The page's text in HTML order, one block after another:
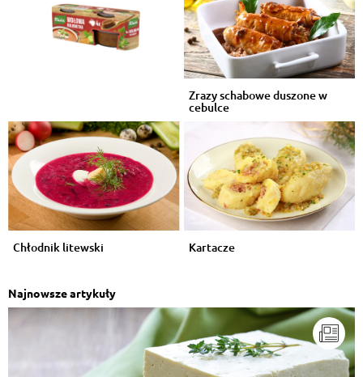
Zrazy schabowe duszone w
cebulce
Chłodnik litewski Kartacze
Najnowsze artykuły